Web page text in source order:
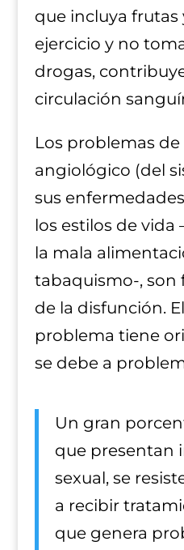
que incluya frutas
ejercicio y no
drogas,
circulación
Los problemas
angiológico (del
sus
los estilos de
la mala
tabaquismo-, son
de la disfunción.
problema tiene
se debe a
Un gran
que presentan
sexual, se
a recibir
que genera